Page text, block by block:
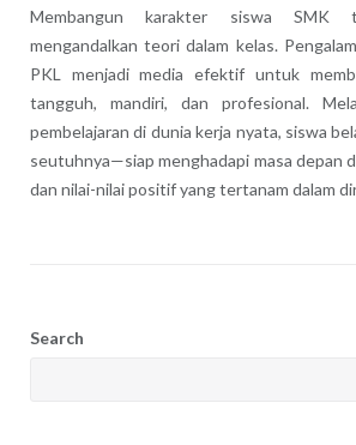
Membangun karakter siswa SMK
mengandalkan teori dalam kelas.
PKL menjadi media efektif untuk
tangguh, mandiri, dan profesional.
pembelajaran di dunia kerja nyata, siswa
seutuhnya—siap menghadapi masa depan
dan nilai-nilai positif yang tertanam dalam
Search